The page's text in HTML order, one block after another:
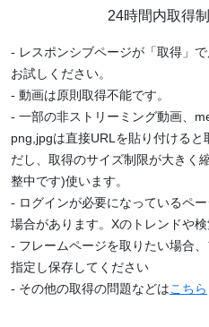
24時間内取得
- レスポンシブページが「取得」
お試しください。
- 動画は原則取得不能です。
- 一部の非ストリーミング動画、
png,jpgは直接URLを貼り付ける
だし、取得のサイズ制限が大きく
整中です)使います。
- ログインが必要になっているペ
場合があります。Xのトレンドや
- フレームページを取りたい場合
指定し保存してください
- その他の取得の問題などはこちら